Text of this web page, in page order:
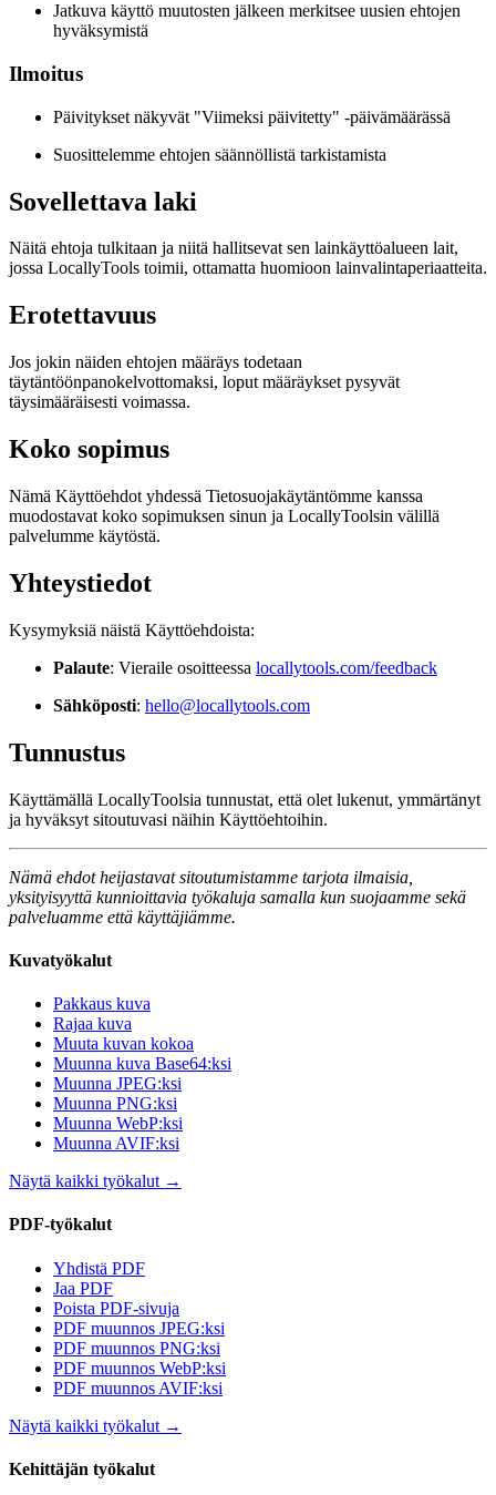
Jatkuva käyttö muutosten jälkeen merkitsee uusien ehtojen
hyväksymistä
Ilmoitus
Päivitykset näkyvät "Viimeksi päivitetty" -päivämäärässä
Suosittelemme ehtojen säännöllistä tarkistamista
Sovellettava laki
Näitä ehtoja tulkitaan ja niitä hallitsevat sen lainkäyttöalueen lait,
jossa LocallyTools toimii, ottamatta huomioon lainvalintaperiaatteita.
Erotettavuus
Jos jokin näiden ehtojen määräys todetaan
täytäntöönpanokelvottomaksi, loput määräykset pysyvät
täysimääräisesti voimassa.
Koko sopimus
Nämä Käyttöehdot yhdessä Tietosuojakäytäntömme kanssa
muodostavat koko sopimuksen sinun ja LocallyToolsin välillä
palvelumme käytöstä.
Yhteystiedot
Kysymyksiä näistä Käyttöehdoista:
Palaute: Vieraile osoitteessa locallytools.com/feedback
Sähköposti: hello@locallytools.com
Tunnustus
Käyttämällä LocallyToolsia tunnustat, että olet lukenut, ymmärtänyt
ja hyväksyt sitoutuvasi näihin Käyttöehtoihin.
Nämä ehdot heijastavat sitoutumistamme tarjota ilmaisia,
yksityisyyttä kunnioittavia työkaluja samalla kun suojaamme sekä
palveluamme että käyttäjiämme.
Kuvatyökalut
Pakkaus kuva
Rajaa kuva
Muuta kuvan kokoa
Muunna kuva Base64:ksi
Muunna JPEG:ksi
Muunna PNG:ksi
Muunna WebP:ksi
Muunna AVIF:ksi
Näytä kaikki työkalut →
PDF-työkalut
Yhdistä PDF
Jaa PDF
Poista PDF-sivuja
PDF muunnos JPEG:ksi
PDF muunnos PNG:ksi
PDF muunnos WebP:ksi
PDF muunnos AVIF:ksi
Näytä kaikki työkalut →
Kehittäjän työkalut